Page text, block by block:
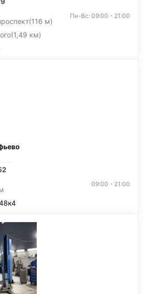
(116 м)
(1,49 км)
Пн-Вс: 09:00 - 21:00
09:00 - 21:00